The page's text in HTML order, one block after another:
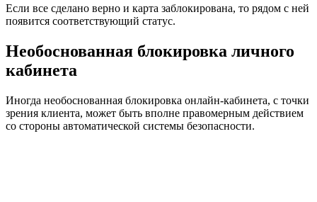
Если все сделано верно и карта заблокирована, то рядом с ней
появится соответствующий статус.
Необоснованная блокировка личного
кабинета
Иногда необоснованная блокировка онлайн-кабинета, с точки
зрения клиента, может быть вполне правомерным действием
со стороны автоматической системы безопасности.